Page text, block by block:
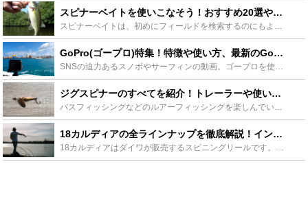
スピナーベイトを使いこなそう！おすすめ20選や使い方、トレーラーの選び方をご紹介！ - Leisurego(レジャーゴー)
スピナーベイトは、初めにフィールドを検索するのにもよく使われるファーストルアーです。多種多様なルアーが出ている中で形はユニークな形をしています。ただ、このスピナーベイトは釣り場では大いに活躍し、昔か...
GoPro(ゴープロ)特集！特徴や使い方、最新のGoPro HERO7まで - Leisurego(レジャーゴー)
SNSの迫力あるスノボやサーフィンの動画。ゴープロを使えばカメラ初心者でもプロ顔負けの迫力画像を簡単に撮れます。最新のモデルや値段が落ち着いた先代モデル、ゴープロ5はどちらがお得なのか？ゴープロの使...
ジグスピナーのすべてを紹介！トレーラーや使い方も！ - Leisurego(レジャーゴー)
バスフィッシングなどのルアーフィッシングを楽しんでいる人なら、どのルアーが一番釣れるのか気になるもの。そこで今回は釣れると評判の「ジグスピナー」について、ご紹介します。 最近アングラーの中で話題とな...
18カルディアの全ラインナップを徹底解説！インプレや魅力をご紹介！ - Leisurego(レジャーゴー)
18カルディアはダイワが販売するスピニングリールです。ダイワがコンセプトを新たにしたLTシリーズでもある18カルディアは、魅力が詰まったリールと言えます。この記事ではそんな18カルディアの魅力やライ...